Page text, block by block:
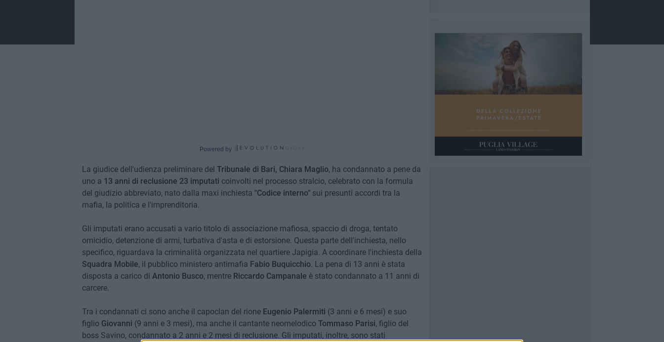
Powered by
La giudice dell'udienza preliminare del Tribunale di Bari, Chiara Maglio, ha condannato a pene da
uno a 13 anni di reclusione 23 imputati coinvolti nel processo stralcio, celebrato con la formula
del giudizio abbreviato, nato dalla maxi inchiesta "Codice interno"sui presunti accordi tra la
mafia, la politica e l'imprenditoria.
Gli imputati erano accusati a vario titolo di associazione mafiosa, spaccio di droga, tentato
omicidio, detenzione di armi, turbativa d'asta e di estorsione. Questa parte dell'inchiesta, nello
specifico, riguardava la criminalità organizzata nel quartiere Japigia. A coordinare l'inchiesta della
Squadra Mobile, il pubblico ministero antimafia Fabio Buquicchio. La pena di 13 anni è stata
disposta a carico di Antonio Busco, mentre Riccardo Campanale è stato condannato a 11 anni di
carcere.
Tra i condannati ci sono anche il capoclan del rioneEugenio Palermiti (3 anni e 6 mesi) e suo
figlio Giovanni (9 anni e 3 mesi), ma anche il cantante neomelodico Tommaso Parisi, figlio del
boss Savino, condannato a 2 anni e 2 mesi di reclusione. Gli imputati, inoltre, sono stati